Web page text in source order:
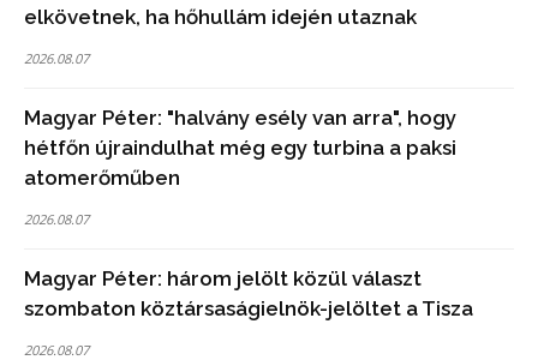
elkövetnek, ha hőhullám idején utaznak
2026.08.07
Magyar Péter: "halvány esély van arra", hogy
hétfőn újraindulhat még egy turbina a paksi
atomerőműben
2026.08.07
Magyar Péter: három jelölt közül választ
szombaton köztársaságielnök-jelöltet a Tisza
2026.08.07